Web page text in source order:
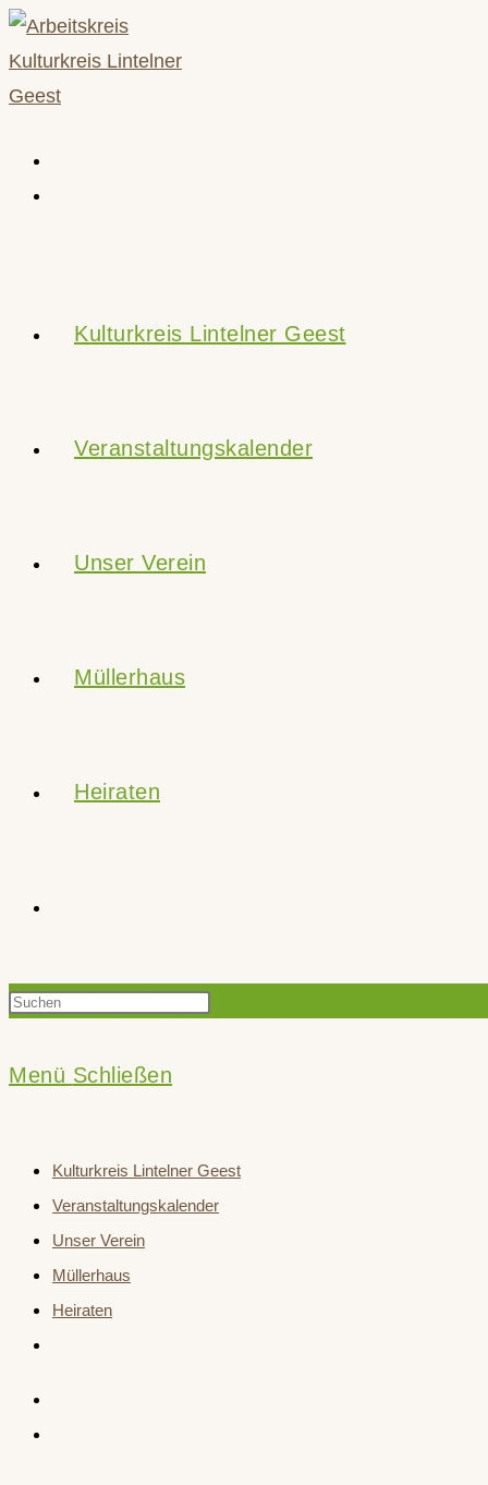
Zum
Inhalt
springen
Kulturkreis Lintelner Geest
Veranstaltungskalender
Unser Verein
Müllerhaus
Heiraten
Suche
Press
search
panel.
Menü Schließen
Kulturkreis Lintelner Geest
Veranstaltungskalender
Unser Verein
Müllerhaus
Heiraten